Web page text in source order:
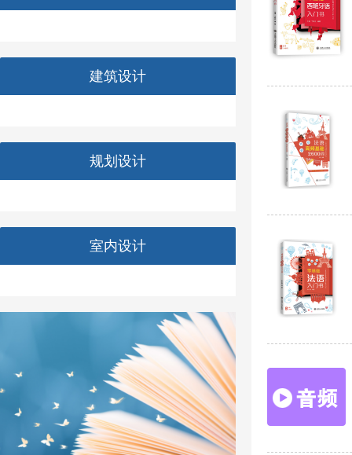
建筑设计
规划设计
室内设计